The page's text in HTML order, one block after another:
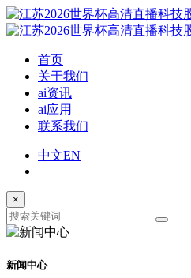
首页
关于我们
ai资讯
ai应用
联系我们
中文EN
×
新闻中心